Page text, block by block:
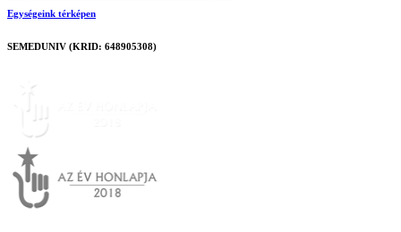
Egységeink térképen
SEMEDUNIV (KRID: 648905308)